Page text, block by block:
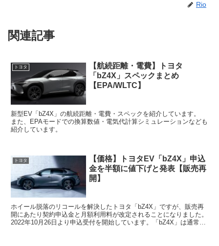
Rio
関連記事
トヨタ
【航続距離・電費】トヨタ
「bZ4X」スペックまとめ
【EPA/WLTC】
新型EV「bZ4X」の航続距離・電費・スペックを紹介しています。
また、EPAモードでの換算数値・電気代計算シミュレーションなども
紹介しています。
トヨタ
【価格】トヨタEV「bZ4X」申込
金を半額に値下げと発表【販売再
開】
ホイール脱落のリコールを解決したトヨタ「bZ4X」ですが、販売再
開にあたり契約申込金と月額利用料が改定されることになりました。
2022年10月26日より申込受付を開始しています。「bZ4X」は通常の